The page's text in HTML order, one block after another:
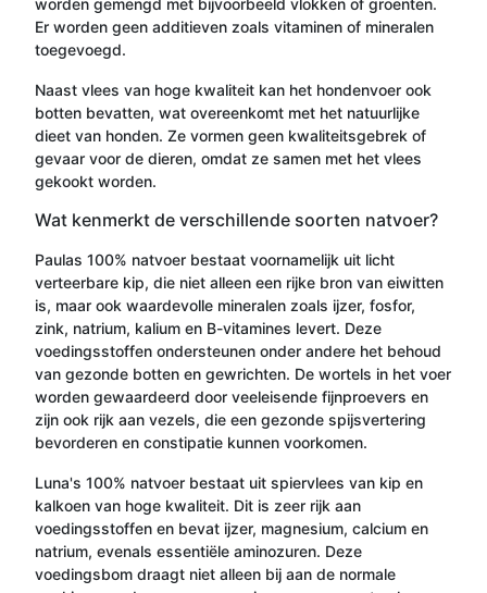
worden gemengd met bijvoorbeeld vlokken of groenten.
Er worden geen additieven zoals vitaminen of mineralen
toegevoegd.
Naast vlees van hoge kwaliteit kan het hondenvoer ook
botten bevatten, wat overeenkomt met het natuurlijke
dieet van honden. Ze vormen geen kwaliteitsgebrek of
gevaar voor de dieren, omdat ze samen met het vlees
gekookt worden.
Wat kenmerkt de verschillende soorten natvoer?
Paulas 100% natvoer bestaat voornamelijk uit licht
verteerbare kip, die niet alleen een rijke bron van eiwitten
is, maar ook waardevolle mineralen zoals ijzer, fosfor,
zink, natrium, kalium en B-vitamines levert. Deze
voedingsstoffen ondersteunen onder andere het behoud
van gezonde botten en gewrichten. De wortels in het voer
worden gewaardeerd door veeleisende fijnproevers en
zijn ook rijk aan vezels, die een gezonde spijsvertering
bevorderen en constipatie kunnen voorkomen.
Luna's 100% natvoer bestaat uit spiervlees van kip en
kalkoen van hoge kwaliteit. Dit is zeer rijk aan
voedingsstoffen en bevat ijzer, magnesium, calcium en
natrium, evenals essentiële aminozuren. Deze
voedingsbom draagt niet alleen bij aan de normale